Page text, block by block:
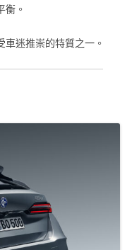
衡。
迷推崇的特質之一。